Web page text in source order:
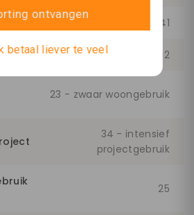
18.41
121.92
23 - zwaar woongebruik
34 - intensief
projectgebruik
25
ontvangen
betaal liever te veel